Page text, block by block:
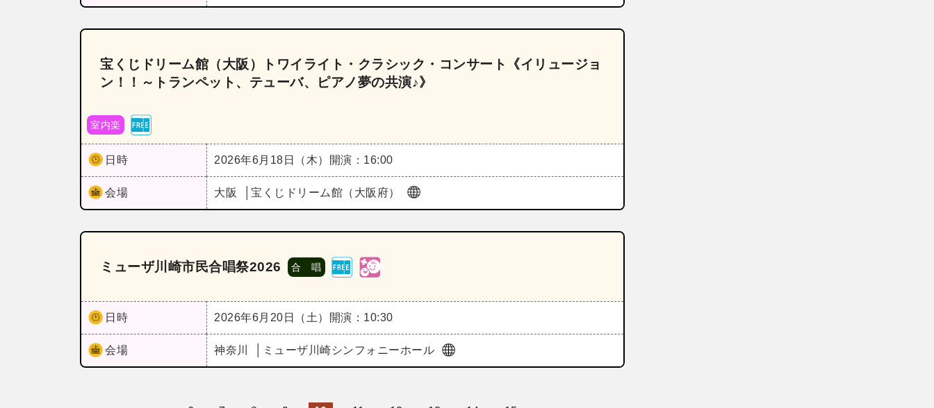
宝くじドリーム館（大阪）トワイライト・クラシック・コンサート《イリュージョ
ン！！～トランペット、テューバ、ピアノ夢の共演♪》
室内楽
日時 2026年6月18日（木） 開演：16:00
会場 大阪 宝くじドリーム館（大阪府）
ミューザ川崎市民合唱祭2026 合 唱
日時 2026年6月20日（土） 開演：10:30
会場 神奈川 ミューザ川崎シンフォニーホール